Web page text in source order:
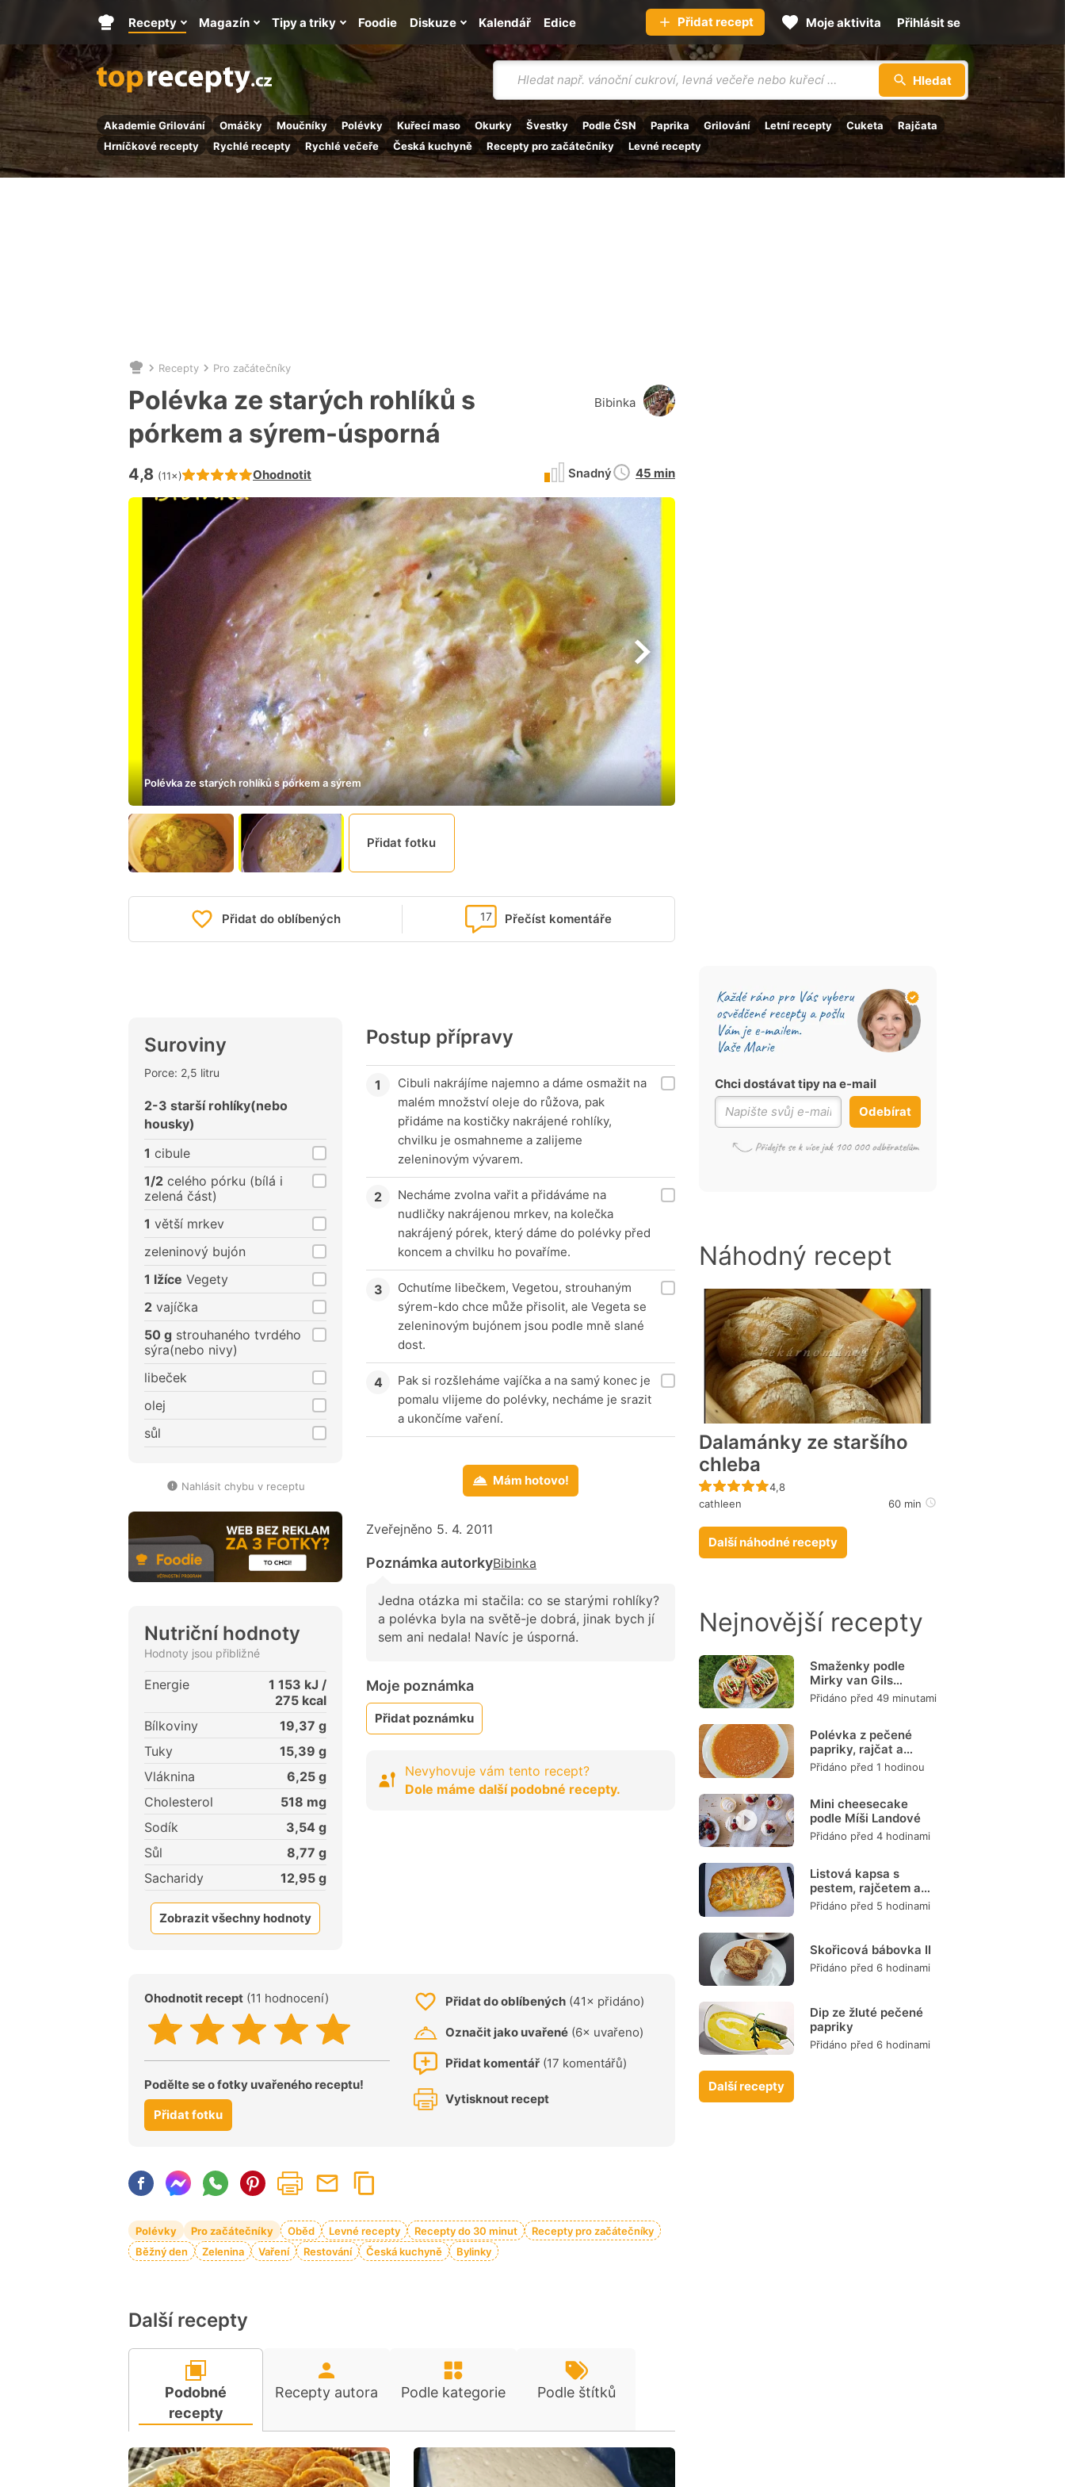
Vyhledávání
Hledat
Akademie Grilování Omáčky Moučníky Polévky Kuřecí maso Okurky Švestky Podle ČSN Paprika Grilování Letní recepty Cuketa
Rajčata
Hrníčkové recepty
Rychlé recepty Rychlé večeře Česká kuchyně Recepty pro začátečníky Levné recepty
Hlavní
stránka
Recepty Magazín Tipy a triky Kalendář
Foodie Diskuze Edice Přidat recept Moje aktivita Přihlásit se
Nacházíte
se
zde:
Recepty Pro začátečníky
Polévka ze starých rohlíků s
pórkem a sýrem-úsporná
Hodnocení receptu je
4,8 (11×) Ohodnotit
Bibinka
Snadný
Doba
45 min
Polévka ze starých rohlíků s pórkem a sýrem
Přidat fotku
Přidat do oblíbených Přečíst komentáře
17
Suroviny
Porce: 2,5 litru
2-3 starší rohlíky(nebo
housky)
1 cibule
1/2 celého pórku (bílá i
zelená část)
1 větší mrkev
zeleninový bujón
1 lžíce Vegety
2 vajíčka
50 g strouhaného tvrdého
sýra(nebo nivy)
libeček
olej
sůl
Nahlásit chybu v receptu
Nutriční hodnoty
Hodnoty jsou přibližné
Energie 1 153 kJ /
275 kcal
Bílkoviny
19,37 g
Tuky
15,39 g
Vláknina
6,25 g
Cholesterol
518 mg
Sodík
3,54 g
Sůl
8,77 g
Sacharidy
12,95 g
Zobrazit všechny hodnoty
Postup přípravy
Cibuli nakrájíme najemno a dáme osmažit na
malém množství oleje do růžova, pak
přidáme na kostičky nakrájené rohlíky,
chvilku je osmahneme a zalijeme
zeleninovým vývarem.
Necháme zvolna vařit a přidáváme na
nudličky nakrájenou mrkev, na kolečka
nakrájený pórek, který dáme do polévky před
koncem a chvilku ho povaříme.
Ochutíme libečkem, Vegetou, strouhaným
sýrem-kdo chce může přisolit, ale Vegeta se
zeleninovým bujónem jsou podle mně slané
dost.
Pak si rozšleháme vajíčka a na samý konec je
pomalu vlijeme do polévky, necháme je srazit
a ukončíme vaření.
Mám hotovo!
Zveřejněno 5. 4. 2011
Poznámka autorkyBibinka
Jedna otázka mi stačila: co se starými rohlíky?
a polévka byla na světě-je dobrá, jinak bych jí
sem ani nedala! Navíc je úsporná.
Moje poznámka
Přidat poznámku
Nevyhovuje vám tento recept?
Dole máme další podobné recepty.
Ohodnotit recept (11 hodnocení)
Podělte se o fotky uvařeného receptu!
Přidat fotku
Přidat do oblíbených (41× přidáno)
Označit jako uvařené (6× uvařeno)
Přidat komentář (17 komentářů)
Vytisknout recept
Polévky Pro začátečníky Oběd Levné recepty Recepty do 30 minut
Recepty pro začátečníky
Běžný den
Zelenina Vaření Restování Česká kuchyně Bylinky
Další recepty
Podobné
recepty
Recepty autora Podle kategorie Podle štítků
Chci dostávat tipy na e-mail
Odebírat
Náhodný recept
Dalamánky ze staršího
chleba
Recept ještě nebyl hodnocen
4,8
cathleen
60 min
Další náhodné recepty
Nejnovější recepty
Smaženky podle
Mirky van Gils
Slavíkové
Přidáno před 49 minutami
Polévka z pečené
papriky, rajčat a
mrkve
Přidáno před 1 hodinou
Mini cheesecake
podle Míši Landové
Přidáno před 4 hodinami
Listová kapsa s
pestem, rajčetem a
mozzarellou
Přidáno před 5 hodinami
Skořicová bábovka II
Přidáno před 6 hodinami
Dip ze žluté pečené
papriky
Přidáno před 6 hodinami
Další recepty